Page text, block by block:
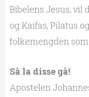
Bibelens Jesus, vil
og Kaifas, Pilatus
folkemengden
Så la disse gå!
Apostelen